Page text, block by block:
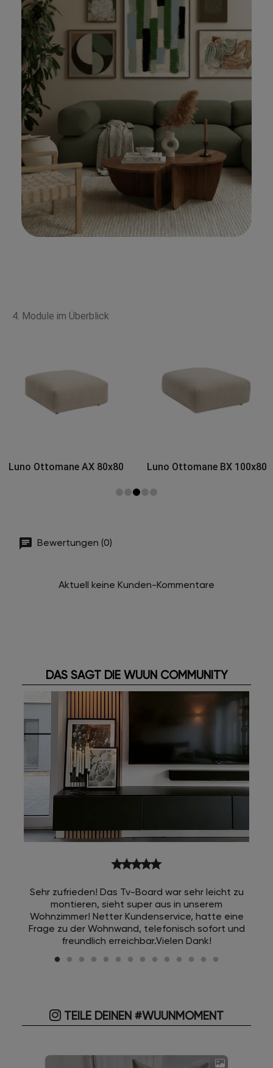
4. Module im Überblick
Luno Ottomane BX 100x80
Luno Ottomane CX
Bewertungen (0)
Aktuell keine Kunden-Kommentare
DAS SAGT DIE WUUN COMMUNITY
starstarstarstarstar
Sehr zufrieden! Das Tv-Board war sehr leicht zu
montieren, sieht super aus in unserem
Wohnzimmer! Netter Kundenservice, hatte eine
Frage zu der Wohnwand, telefonisch sofort und
freundlich erreichbar.Vielen Dank!
TEILE DEINEN #WUUNMOMENT